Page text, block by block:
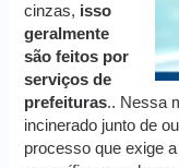
cinzas, isso
geralmente
são feitos por
serviços de
prefeituras.. Nessa
incinerado junto de
processo que exige